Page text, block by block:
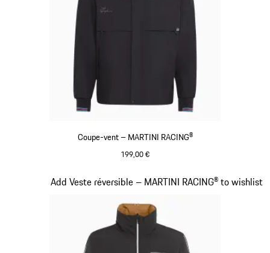
Coupe-vent – MARTINI RACING®
199,00 €
Add Veste réversible – MARTINI RACING® to wishlist
Diapositive 10 sur 20